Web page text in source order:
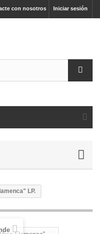
Iniciar sesión
con nosotros
LP.